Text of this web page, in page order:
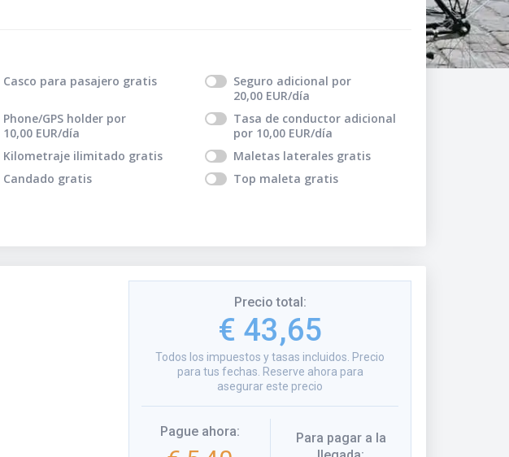
Casco para pasajero gratis Seguro adicional por
20,00 EUR/día
Phone/GPS holder por
10,00 EUR/día
Tasa de conductor adicional
por 10,00 EUR/día
Kilometraje ilimitado gratis Maletas laterales gratis
Candado gratis Top maleta gratis
Precio total :
€ 43,65
Todos los impuestos y tasas incluidos. Precio
para tus fechas. Reserve ahora para
asegurar este precio
Pague ahora:
Para pagar a la